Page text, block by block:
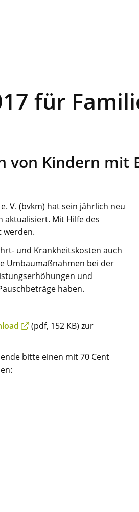
für
von Kindern mit
V. (bvkm) hat sein jährlich neu
Mit Hilfe des
werden.
und Krankheitskosten auch
Umbaumaßnahmen bei der
und
haben.
(pdf, 152 KB) zur
bitte einen mit 70 Cent